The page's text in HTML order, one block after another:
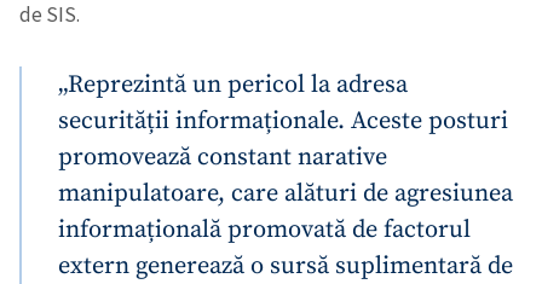
de SIS.
„Reprezintă un pericol la adresa
securității informaționale. Aceste posturi
promovează constant narative
manipulatoare, care alături de agresiunea
informațională promovată de factorul
extern generează o sursă suplimentară de